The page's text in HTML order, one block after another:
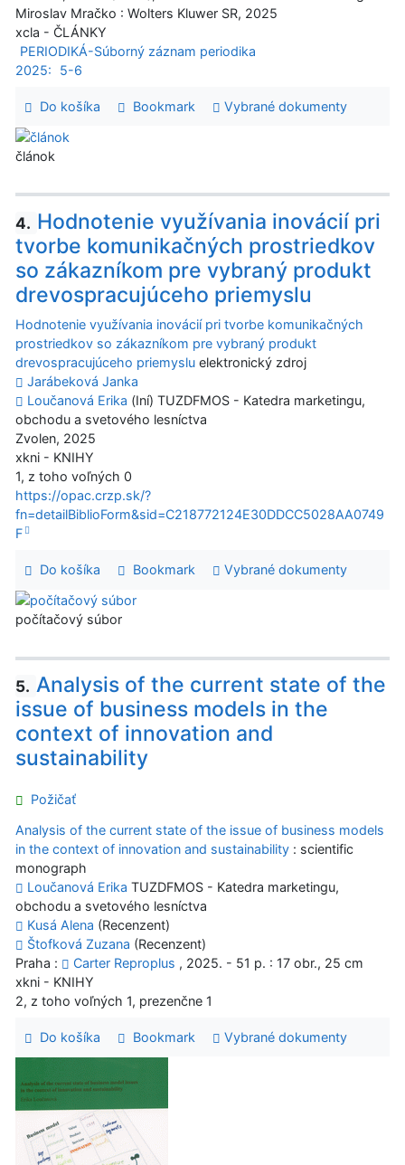
Miroslav Mračko : Wolters Kluwer SR, 2025
xcla - ČLÁNKY
PERIODIKÁ-Súborný záznam periodika
2025:
5-6
Do košíka Bookmark Vybrané dokumenty
článok
4. Hodnotenie využívania inovácií pri
tvorbe komunikačných prostriedkov
so zákazníkom pre vybraný produkt
drevospracujúceho priemyslu
Hodnotenie využívania inovácií pri tvorbe komunikačných
prostriedkov so zákazníkom pre vybraný produkt
drevospracujúceho priemyslu elektronický zdroj
Jarábeková Janka
Loučanová Erika (Iní) TUZDFMOS - Katedra marketingu,
obchodu a svetového lesníctva
Zvolen, 2025
xkni - KNIHY
1, z toho voľných 0
https://opac.crzp.sk/?
fn=detailBiblioForm&sid=C218772124E30DDCC5028AA0749
F
Do košíka Bookmark Vybrané dokumenty
počítačový súbor
5. Analysis of the current state of the
issue of business models in the
context of innovation and
sustainability
Požičať
Analysis of the current state of the issue of business models
in the context of innovation and sustainability : scientific
monograph
Loučanová Erika TUZDFMOS - Katedra marketingu,
obchodu a svetového lesníctva
Kusá Alena (Recenzent)
Štofková Zuzana (Recenzent)
Praha :
Carter Reproplus , 2025. - 51 p. : 17 obr., 25 cm
xkni - KNIHY
2, z toho voľných 1, prezenčne 1
Do košíka Bookmark Vybrané dokumenty